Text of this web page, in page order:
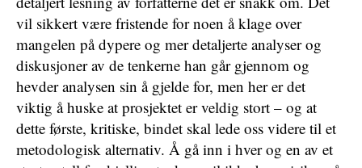
vil sikkert være fristende for noen å klage over
mangelen på dypere og mer detaljerte analyser og
diskusjoner av de tenkerne han går gjennom og
hevder analysen sin å gjelde for, men her er det
viktig å huske at prosjektet er veldig stort – og at
dette første, kritiske, bindet skal lede oss videre til et
metodologisk alternativ. Å gå inn i hver og en av et